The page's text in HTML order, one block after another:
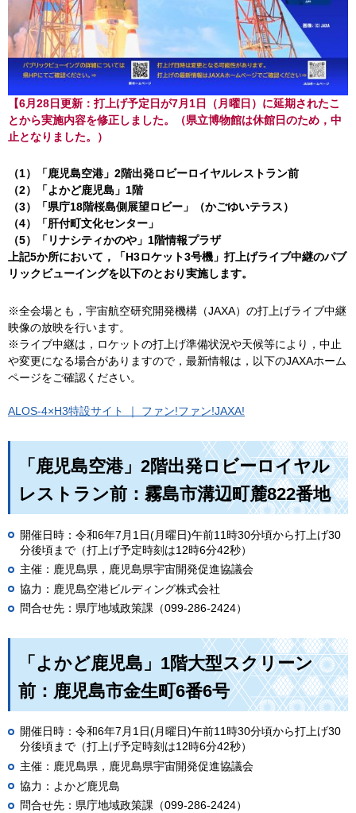
【6月28日更新：打上げ予定日が7月1日（月曜日）に延期されたこ
とから実施内容を修正しました。（県立博物館は休館日のため，中
止となりました。）
（1）「鹿児島空港」2階出発ロビーロイヤルレストラン前
（2）「よかど鹿児島」1階
（3）「県庁18階桜島側展望ロビー」（かごゆいテラス）
（4）「肝付町文化センター」
（5）「リナシティかのや」1階情報プラザ
上記5か所において，「H3ロケット3号機」打上げライブ中継のパブ
リックビューイングを以下のとおり実施します。
※全会場とも，宇宙航空研究開発機構（JAXA）の打上げライブ中継
映像の放映を行います。
※ライブ中継は，ロケットの打上げ準備状況や天候等により，中止
や変更になる場合がありますので，最新情報は，以下のJAXAホーム
ページをご確認ください。
ALOS-4×H3特設サイト ｜ ファン!ファン!JAXA!
「鹿児島空港」2階出発ロビーロイヤル
レストラン前 ：霧島市溝辺町麓822番地
開催日時：令和6年7月1日(月曜日)午前11時30分頃から打上げ30
分後頃まで（打上げ予定時刻は12時6分42秒）
主催：鹿児島県，鹿児島県宇宙開発促進協議会
協力：鹿児島空港ビルディング株式会社
問合せ先：県庁地域政策課（099-286-2424）
「よかど鹿児島」1階大型スクリーン
前：鹿児島市金生町6番6号
開催日時：令和6年7月1日(月曜日)午前11時30分頃から打上げ30
分後頃まで（打上げ予定時刻は12時6分42秒）
主催：鹿児島県，鹿児島県宇宙開発促進協議会
協力：よかど鹿児島
問合せ先：県庁地域政策課（099-286-2424）